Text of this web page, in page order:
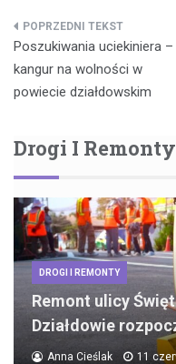
Nawigacja
wpisu
Poszukiwania uciekiniera –
kangur na wolności w
powiecie działdowskim
Drogi I Remonty
DROGI I REMONTY
Remont ulicy
Działdowie
Anna Cieślak 11